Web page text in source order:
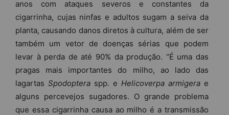
anos com ataques severos e constantes da
cigarrinha, cujas ninfas e adultos sugam a seiva da
planta, causando danos diretos à cultura, além de ser
também um vetor de doenças sérias que podem
levar à perda de até 90% da produção. “É uma das
pragas mais importantes do milho, ao lado das
lagartas Spodoptera spp. e Helicoverpa armigera e
alguns percevejos sugadores. O grande problema
que essa cigarrinha causa ao milho é a transmissão